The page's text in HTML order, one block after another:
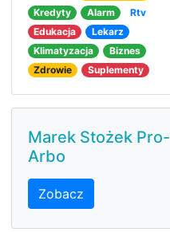
Kredyty
Alarm
Rtv
Edukacja
Lekarz
Klimatyzacja
Biznes
Zdrowie
Suplementy
Marek Stożek Pro-
Arbo
Zobacz